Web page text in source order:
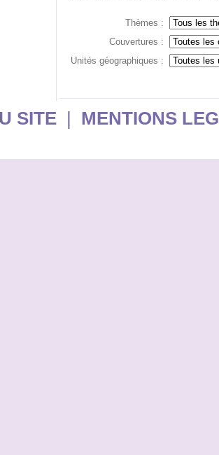
Thèmes :
Couvertures :
Unités géographiques :
SITE| MENTIONS